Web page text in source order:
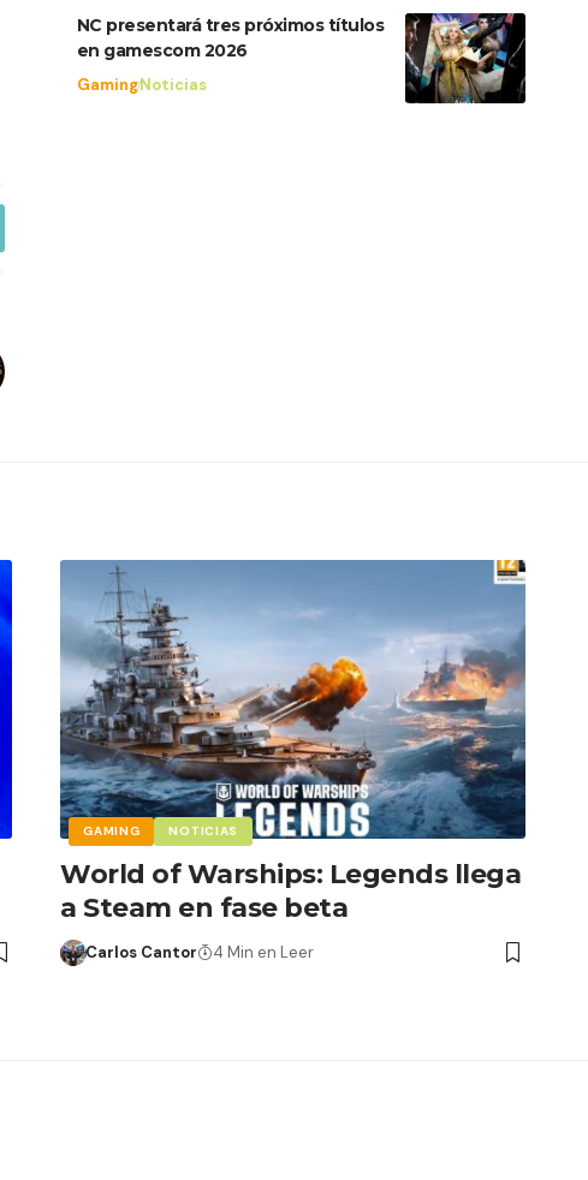
NC presentará tres próximos títulos
en gamescom 2026
GamingNoticias
GAMING NOTICIAS
World of Warships: Legends llega
a Steam en fase beta
Carlos Cantor 4 Min en Leer